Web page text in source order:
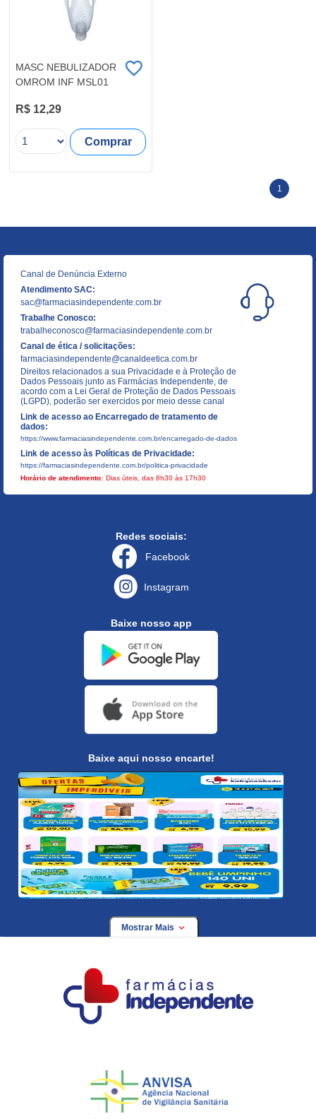
MASC NEBULIZADOR
OMROM INF MSL01
R$ 12,29
Comprar
1
Canal de Denúncia Externo
Atendimento SAC:
sac@farmaciasindependente.com.br
Trabalhe Conosco:
trabalheconosco@farmaciasindependente.com.br
Canal de ética / solicitações:
farmaciasindependente@canaldeetica.com.br
Direitos relacionados a sua Privacidade e à Proteção de
Dados Pessoais junto as Farmácias Independente, de
acordo com a Lei Geral de Proteção de Dados Pessoais
(LGPD), poderão ser exercidos por meio desse canal
Link de acesso ao Encarregado de tratamento de
dados:
https://www.farmaciasindependente.com.br/encarregado-de-dados
Link de acesso às Políticas de Privacidade:
https://farmaciasindependente.com.br/politica-privacidade
Horário de atendimento: Dias úteis, das 8h30 às 17h30
Redes sociais:
Facebook
Instagram
Baixe nosso app
Baixe aqui nosso encarte!
Mostrar Mais